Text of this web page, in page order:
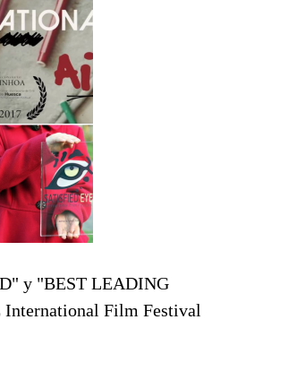
y "BEST LEADING
Film Festival